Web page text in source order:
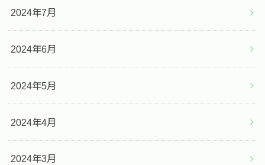
2024年7月
2024年6月
2024年5月
2024年4月
2024年3月